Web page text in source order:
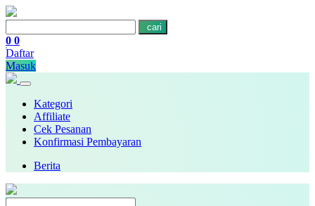
cari
0 0
Daftar
Masuk
Kategori
Affiliate
Cek Pesanan
Konfirmasi Pembayaran
Berita